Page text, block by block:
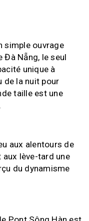
simple ouvrage
Đà Nẵng, le seul
unique à
de la nuit pour
taille est une
aux alentours de
lève-tard une
du dynamisme